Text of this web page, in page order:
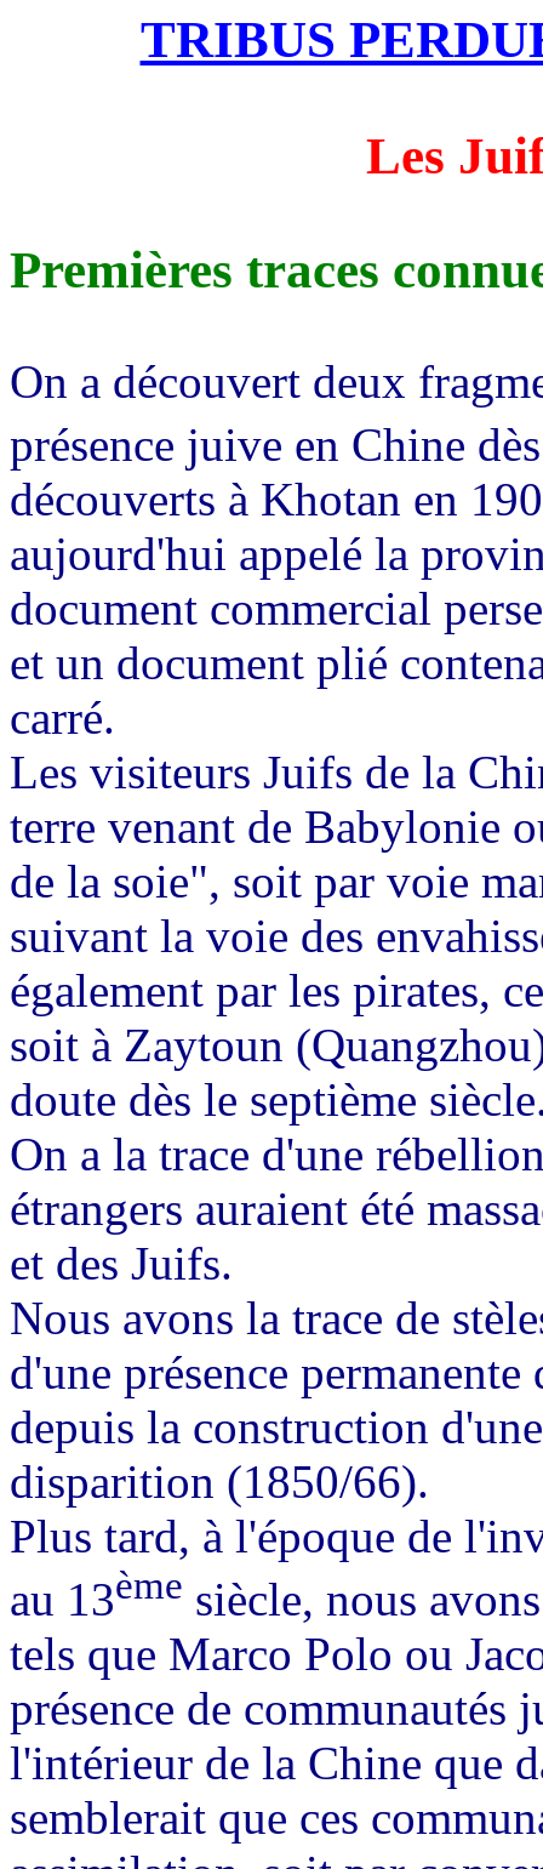
TRIBUS
Les
Premières traces
On a découvert deux
présence juive en Chine
découverts à Khotan en
aujourd'hui appelé la
document commercial
et un document plié
carré.
Les visiteurs Juifs de la
terre venant de Babylonie
de la soie", soit par voie
suivant la voie des
également par les pirates,
soit à Zaytoun
doute dès le septième
On a la trace d'une
étrangers auraient été
et des Juifs.
Nous avons la trace de
d'une présence
depuis la construction
disparition (1850/66).
Plus tard, à l'époque de
au 13ème siècle, nous
tels que Marco Polo ou
présence de communautés
l'intérieur de la Chine que
semblerait que ces